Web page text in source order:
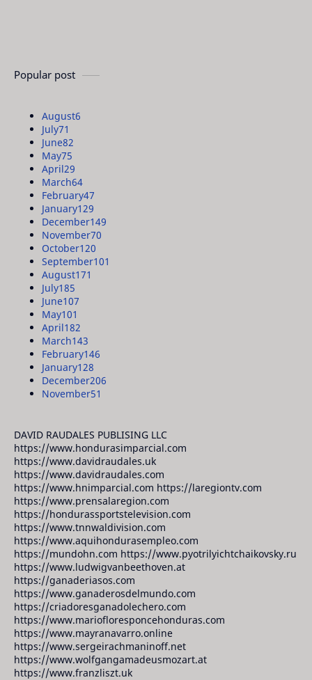
Popular post
August6
July71
June82
May75
April29
March64
February47
January129
December149
November70
October120
September101
August171
July185
June107
May101
April182
March143
February146
January128
December206
November51
DAVID RAUDALES PUBLISING LLC
https://www.hondurasimparcial.com
https://www.davidraudales.uk
https://www.davidraudales.com
https://www.hnimparcial.com https://laregiontv.com
https://www.prensalaregion.com
https://hondurassportstelevision.com
https://www.tnnwaldivision.com
https://www.aquihondurasempleo.com
https://mundohn.com https://www.pyotrilyichtchaikovsky.ru
https://www.ludwigvanbeethoven.at
https://ganaderiasos.com
https://www.ganaderosdelmundo.com
https://criadoresganadolechero.com
https://www.mariofloresponcehonduras.com
https://www.mayranavarro.online
https://www.sergeirachmaninoff.net
https://www.wolfgangamadeusmozart.at
https://www.franzliszt.uk